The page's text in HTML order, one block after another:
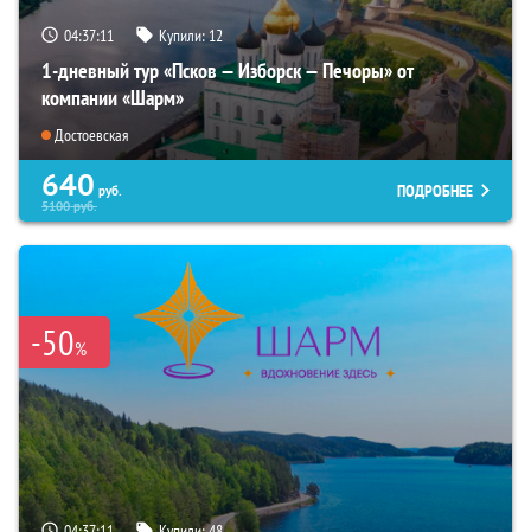
04:37:09 Купили:12
1-дневный тур «Псков — Изборск — Печоры» от
компании «Шарм»
Достоевская
640 руб.
5100руб.
ПОДРОБНЕЕ
-50%